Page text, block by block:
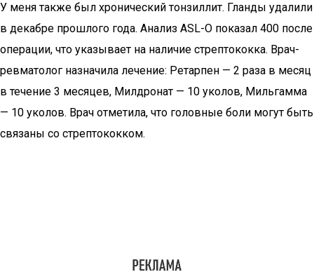
У меня также был хронический тонзиллит. Гланды удалили
в декабре прошлого года. Анализ ASL-O показал 400 после
операции, что указывает на наличие стрептококка. Врач-
ревматолог назначила лечение: Ретарпен — 2 раза в месяц
в течение 3 месяцев, Милдронат — 10 уколов, Мильгамма
— 10 уколов. Врач отметила, что головные боли могут быть
связаны со стрептококком.